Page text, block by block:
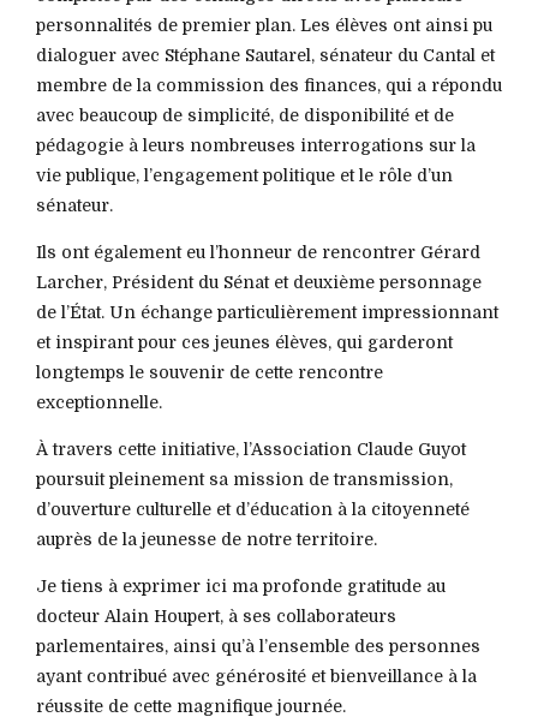
personnalités de premier plan. Les élèves ont ainsi pu
dialoguer avec Stéphane Sautarel, sénateur du Cantal et
membre de la commission des finances, qui a répondu
avec beaucoup de simplicité, de disponibilité et de
pédagogie à leurs nombreuses interrogations sur la
vie publique, l’engagement politique et le rôle d’un
sénateur.
Ils ont également eu l’honneur de rencontrer Gérard
Larcher, Président du Sénat et deuxième personnage
de l’État. Un échange particulièrement impressionnant
et inspirant pour ces jeunes élèves, qui garderont
longtemps le souvenir de cette rencontre
exceptionnelle.
À travers cette initiative, l’Association Claude Guyot
poursuit pleinement sa mission de transmission,
d’ouverture culturelle et d’éducation à la citoyenneté
auprès de la jeunesse de notre territoire.
Je tiens à exprimer ici ma profonde gratitude au
docteur Alain Houpert, à ses collaborateurs
parlementaires, ainsi qu’à l’ensemble des personnes
ayant contribué avec générosité et bienveillance à la
réussite de cette magnifique journée.